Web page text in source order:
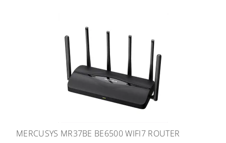
MERCUSYS MR37BE BE6500 WIFI7 ROUTER